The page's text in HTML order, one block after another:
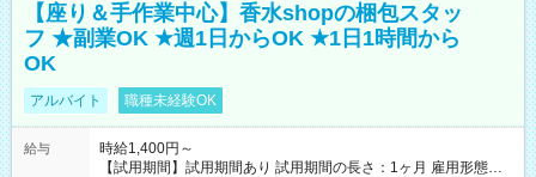
【座り＆手作業中心】香水shopの梱包スタッ
フ ★副業OK ★週1日からOK ★1日1時間から
OK
アルバイト 職種未経験OK
給与
時給1,400円～
【試用期間】試用期間あり 試用期間の長さ：1ヶ月 雇用形態、